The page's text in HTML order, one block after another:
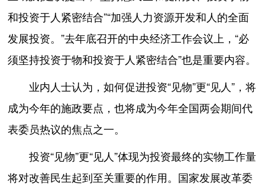
和投资于人紧密结合”“加强人力资源开发和人的全面
发展投资。”去年底召开的中央经济工作会议上，“必
须坚持投资于物和投资于人紧密结合”也是重要内容。
业内人士认为，如何促进投资“见物”更“见人”，将
成为今年的施政要点，也将成为今年全国两会期间代
表委员热议的焦点之一。
投资“见物”更“见人”体现为投资最终的实物工作量
将对改善民生起到至关重要的作用。国家发展改革委